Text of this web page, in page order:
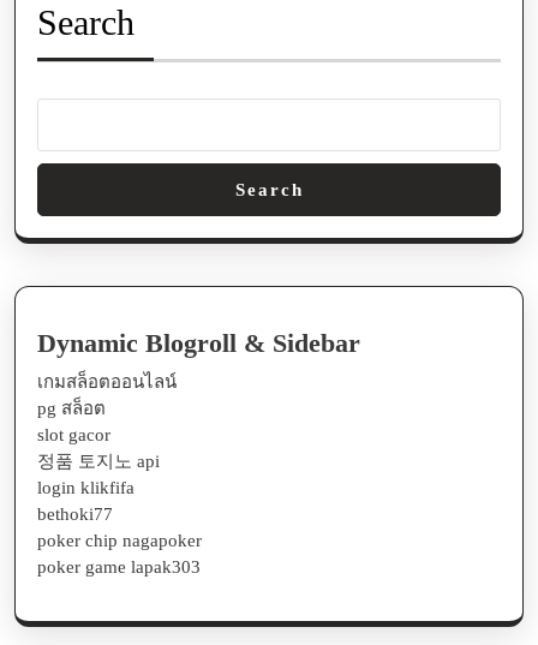
Search
Search
Dynamic Blogroll & Sidebar
เกมสล็อตออนไลน์
pg สล็อต
slot gacor
정품 토지노 api
login klikfifa
bethoki77
poker chip nagapoker
poker game lapak303